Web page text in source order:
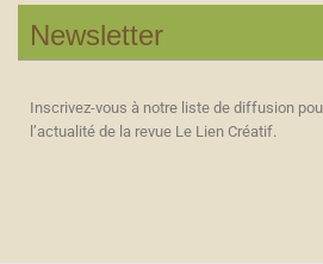
Newsletter
Inscrivez-vous à notre liste de diffusion
l’actualité de la revue Le Lien Créatif.